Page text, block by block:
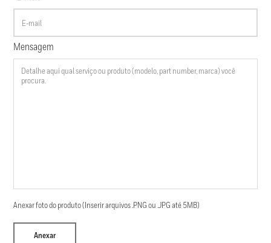
Mensagem
Anexar foto do produto (Inserir arquivos .PNG ou .JPG até 5MB)
Anexar